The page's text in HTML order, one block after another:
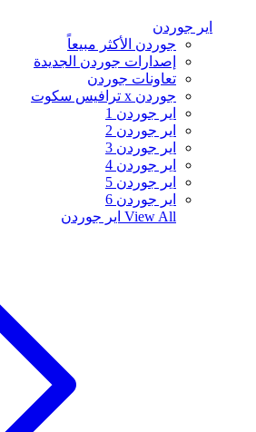
اير جوردن
جوردن الأكثر مبيعاً
إصدارات جوردن الجديدة
تعاونات جوردن
جوردن x ترافيس سكوت
اير جوردن 1
اير جوردن 2
اير جوردن 3
اير جوردن 4
اير جوردن 5
اير جوردن 6
View All اير جوردن